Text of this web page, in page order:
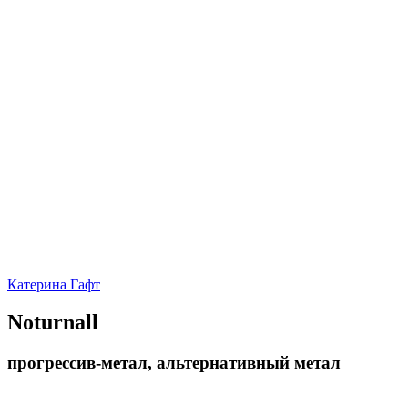
Катерина Гафт
Noturnall
прогрессив-метал, альтернативный метал